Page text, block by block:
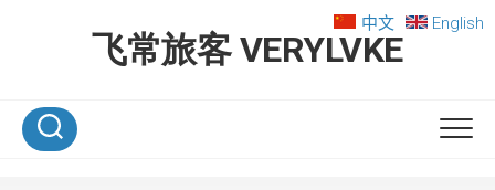
飞常旅客 VERYLVKE
中文 English